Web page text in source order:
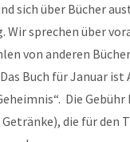
sich über Bücher
Wir sprechen über
von anderen
Buch für Januar ist
Die
die für den